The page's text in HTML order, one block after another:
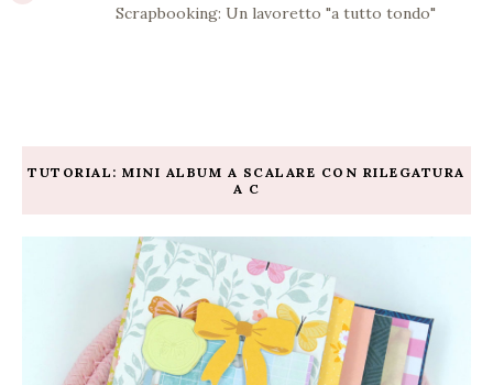
Scrapbooking: Un lavoretto "a tutto tondo"
TUTORIAL: MINI ALBUM A SCALARE CON RILEGATURA
A C